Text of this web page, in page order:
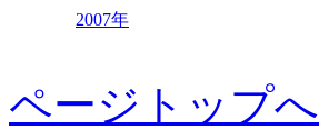
2007年
ページトップへ